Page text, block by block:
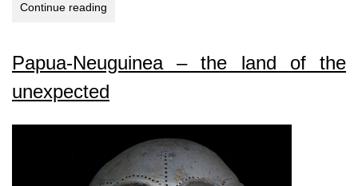
Continue reading
2.0
Papua-Neuguinea – the land of the
unexpected